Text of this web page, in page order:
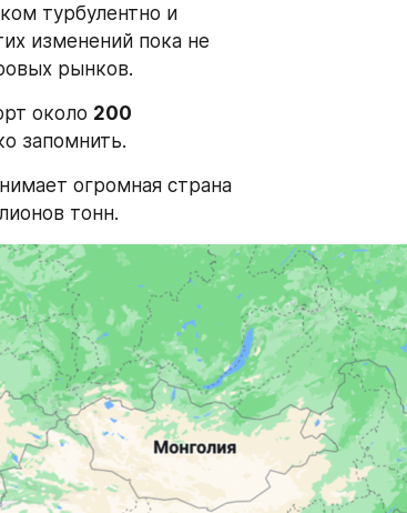
турбулентно и
изменений пока не
рынков.
около 200
запомнить.
тонн.